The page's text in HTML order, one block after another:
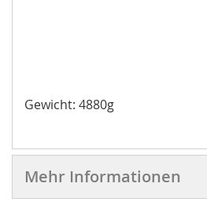
Gewicht: 4880g
Mehr Informationen